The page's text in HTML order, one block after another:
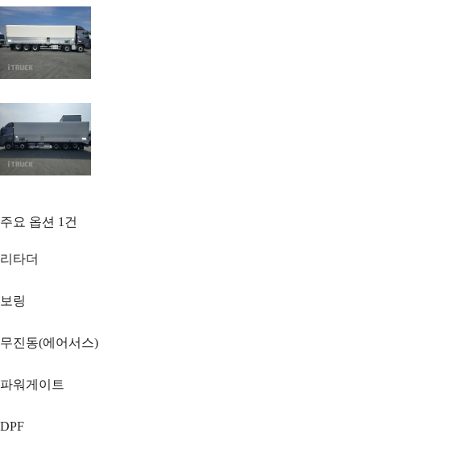
주요 옵션 1 건
리타더
보링
무진동(에어서스)
파워게이트
DPF